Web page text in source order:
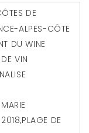
DE
ALPES-CÔTE
DU WINE
VIN
,PLAGE DE